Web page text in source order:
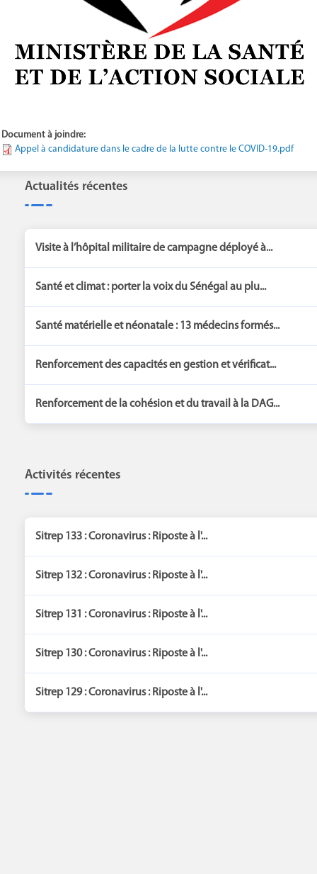
Document à joindre:
Appel à candidature dans le cadre de la lutte contre le COVID-19.pdf
Actualités récentes
Visite à l’hôpital militaire de campagne déployé à...
Santé et climat : porter la voix du Sénégal au plu...
Santé matérielle et néonatale : 13 médecins formés...
Renforcement des capacités en gestion et vérificat...
Renforcement de la cohésion et du travail à la DAG...
Activités récentes
Sitrep 133 : Coronavirus : Riposte à l'...
Sitrep 132 : Coronavirus : Riposte à l'...
Sitrep 131 : Coronavirus : Riposte à l'...
Sitrep 130 : Coronavirus : Riposte à l'...
Sitrep 129 : Coronavirus : Riposte à l'...